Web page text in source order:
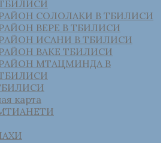
СОЛОЛАКИ В ТБИЛИСИ
ВЕРЕ В ТБИЛИСИ
ИСАНИ В ТБИЛИСИ
ВАКЕ ТБИЛИСИ
МТАЦМИНДА В
карта